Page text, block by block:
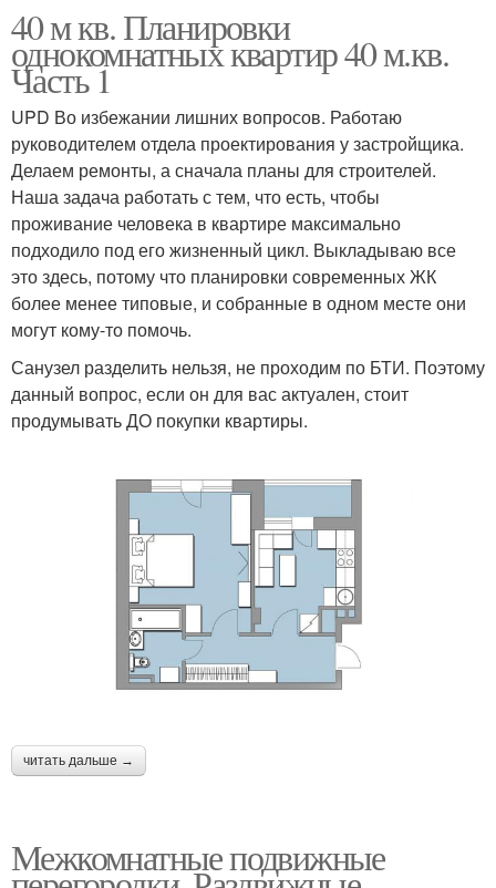
40 м кв. Планировки
однокомнатных квартир 40 м.кв.
Часть 1
UPD Во избежании лишних вопросов. Работаю
руководителем отдела проектирования у застройщика.
Делаем ремонты, а сначала планы для строителей.
Наша задача работать с тем, что есть, чтобы
проживание человека в квартире максимально
подходило под его жизненный цикл. Выкладываю все
это здесь, потому что планировки современных ЖК
более менее типовые, и собранные в одном месте они
могут кому-то помочь.
Санузел разделить нельзя, не проходим по БТИ. Поэтому
данный вопрос, если он для вас актуален, стоит
продумывать ДО покупки квартиры.
читать дальше →
Межкомнатные подвижные